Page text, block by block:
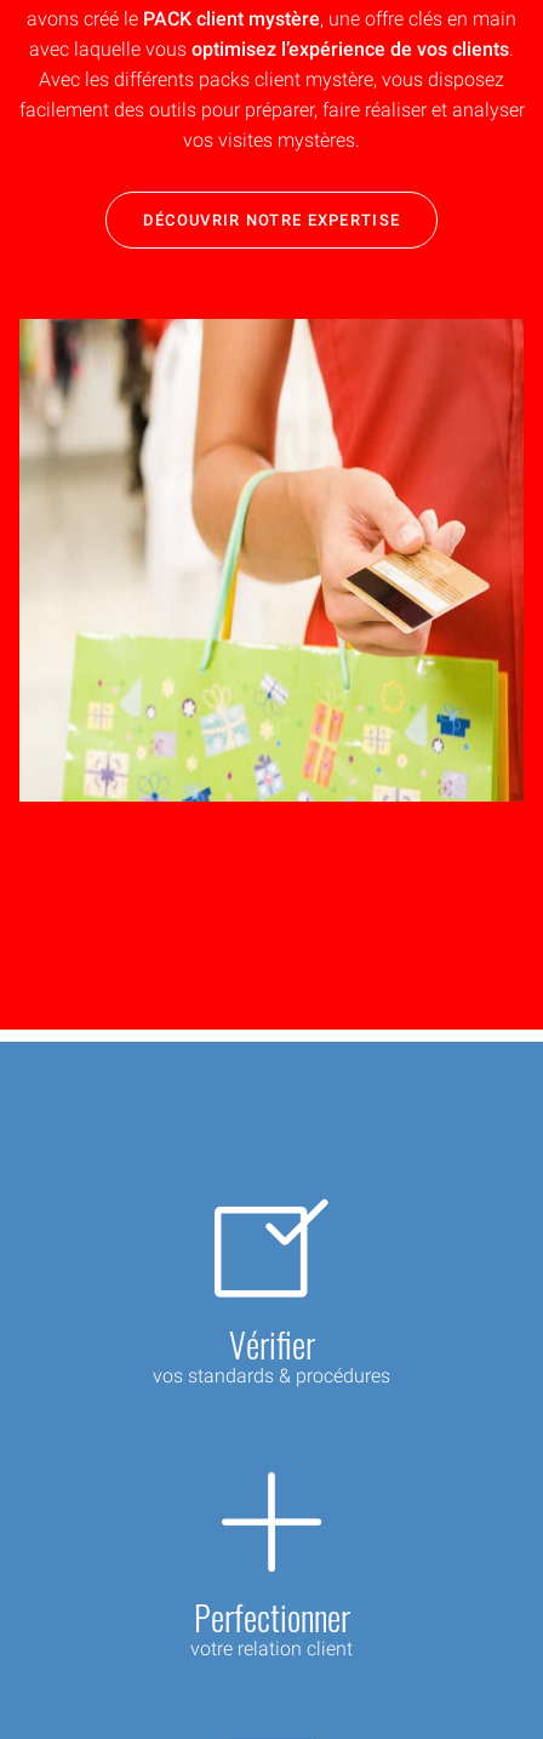
avons créé le PACK client mystère, une offre clés en main
avec laquelle vous optimisez l’expérience de vos clients.
Avec les différents packs client mystère, vous disposez
facilement des outils pour préparer, faire réaliser et analyser
vos visites mystères.
DÉCOUVRIR NOTRE EXPERTISE
Vérifier
vos standards & procédures
Perfectionner
votre relation client